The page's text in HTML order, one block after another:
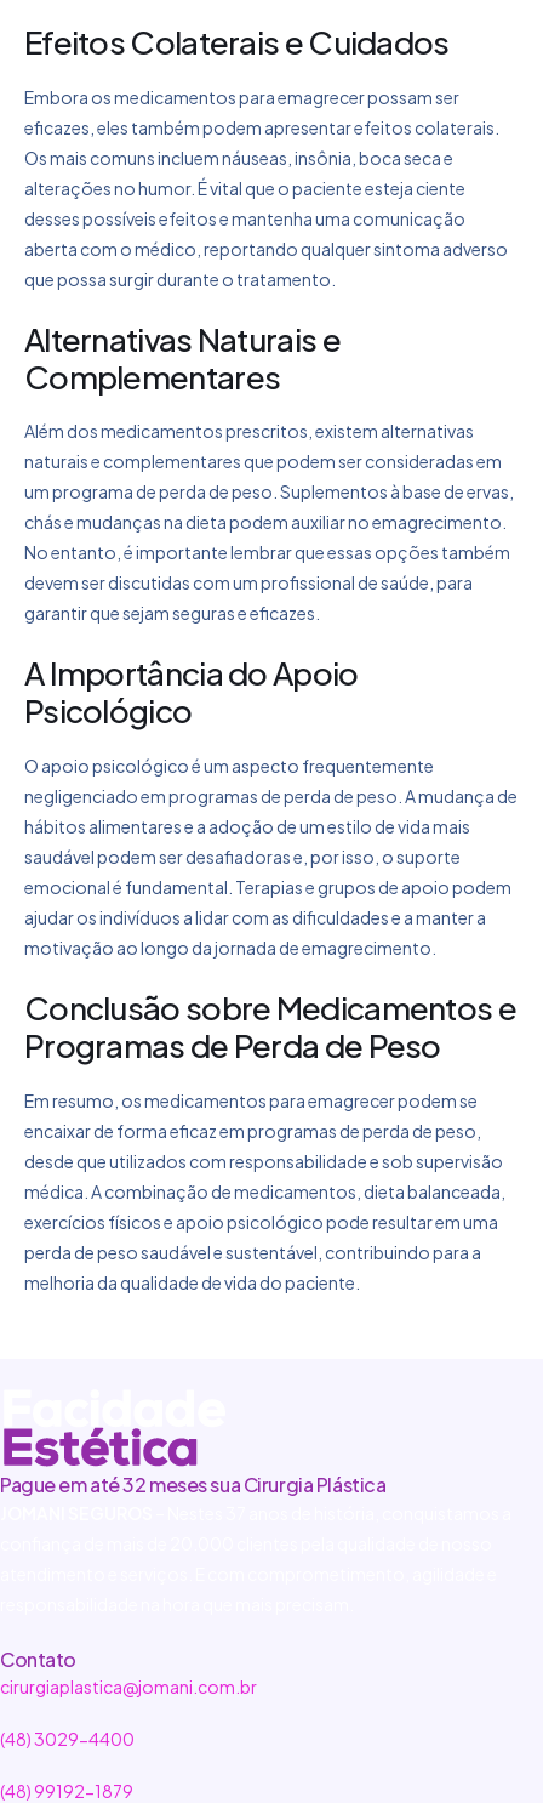
Efeitos Colaterais e Cuidados
Embora os medicamentos para emagrecer possam ser
eficazes, eles também podem apresentar efeitos colaterais.
Os mais comuns incluem náuseas, insônia, boca seca e
alterações no humor. É vital que o paciente esteja ciente
desses possíveis efeitos e mantenha uma comunicação
aberta com o médico, reportando qualquer sintoma adverso
que possa surgir durante o tratamento.
Alternativas Naturais e
Complementares
Além dos medicamentos prescritos, existem alternativas
naturais e complementares que podem ser consideradas em
um programa de perda de peso. Suplementos à base de ervas,
chás e mudanças na dieta podem auxiliar no emagrecimento.
No entanto, é importante lembrar que essas opções também
devem ser discutidas com um profissional de saúde, para
garantir que sejam seguras e eficazes.
A Importância do Apoio
Psicológico
O apoio psicológico é um aspecto frequentemente
negligenciado em programas de perda de peso. A mudança de
hábitos alimentares e a adoção de um estilo de vida mais
saudável podem ser desafiadoras e, por isso, o suporte
emocional é fundamental. Terapias e grupos de apoio podem
ajudar os indivíduos a lidar com as dificuldades e a manter a
motivação ao longo da jornada de emagrecimento.
Conclusão sobre Medicamentos e
Programas de Perda de Peso
Em resumo, os medicamentos para emagrecer podem se
encaixar de forma eficaz em programas de perda de peso,
desde que utilizados com responsabilidade e sob supervisão
médica. A combinação de medicamentos, dieta balanceada,
exercícios físicos e apoio psicológico pode resultar em uma
perda de peso saudável e sustentável, contribuindo para a
melhoria da qualidade de vida do paciente.
Pague em até 32 meses sua Cirurgia Plástica
Contato
cirurgiaplastica@jomani.com.br
(48) 3029-4400
(48) 99192-1879